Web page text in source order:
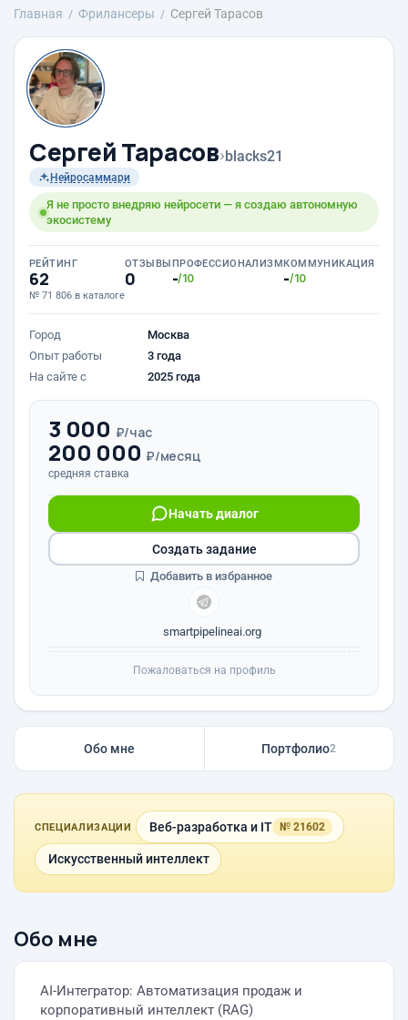
Главная Фрилансеры Сергей Тарасов
Сергей Тарасов›blacks21
Нейросаммари
Я не просто внедряю нейросети — я создаю автономную
экосистему
РЕЙТИНГ
62
№ 71 806 в каталоге
ОТЗЫВЫ
0
ПРОФЕССИОНАЛИЗМ
-/10
КОММУНИКАЦИЯ
-/10
Город
Москва
Опыт работы
3 года
На сайте с
2025 года
3 000 ₽/час
200 000 ₽/месяц
средняя ставка
Начать диалог
smartpipelineai.org
Создать задание
Добавить в избранное
Пожаловаться на профиль
Обо мне Портфолио2
СПЕЦИАЛИЗАЦИИ Веб-разработка и IT № 21602
Искусственный интеллект
Обо мне
AI-Интегратор: Автоматизация продаж и
корпоративный интеллект (RAG)